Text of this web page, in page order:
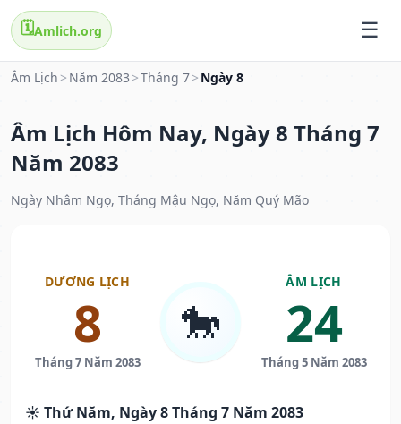
🗓️Amlich.org
Âm Lịch > Năm 2083 >Tháng 7> Ngày 8
Âm Lịch Hôm Nay, Ngày 8 Tháng 7
Năm 2083
Ngày Nhâm Ngọ, Tháng Mậu Ngọ, Năm Quý Mão
DƯƠNG LỊCH
8
Tháng 7 Năm 2083
🐎
ÂM LỊCH
24
Tháng 5 Năm 2083
☀️ Thứ Năm, Ngày 8 Tháng 7 Năm 2083